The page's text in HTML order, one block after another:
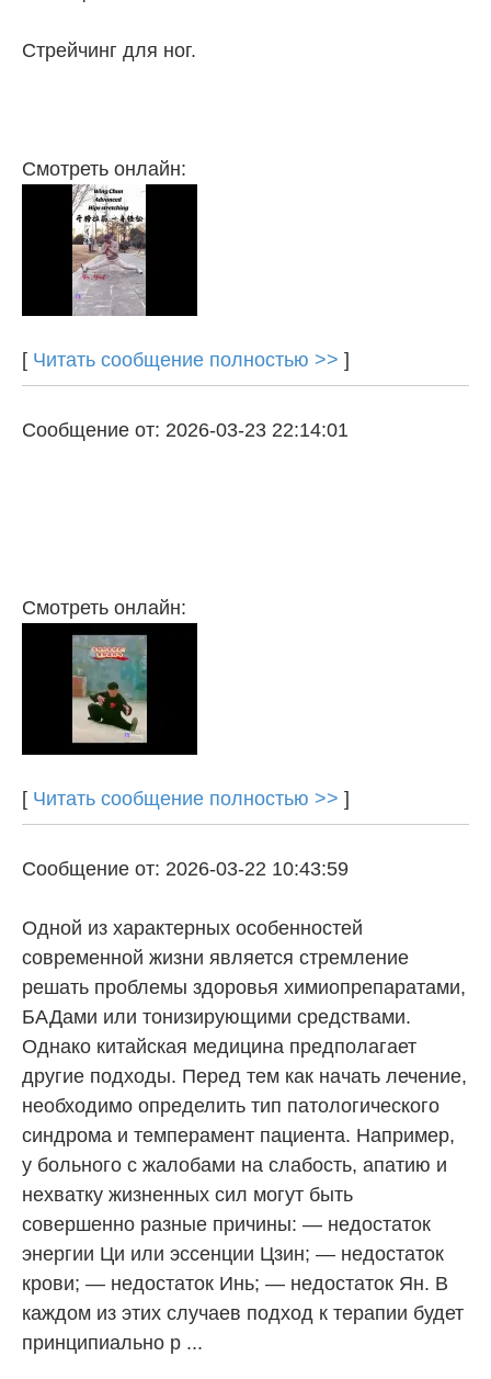
Стрейчинг для ног.
Смотреть онлайн:
[ Читать сообщение полностью >> ]
Сообщение от: 2026-03-23 22:14:01
Смотреть онлайн:
[ Читать сообщение полностью >> ]
Сообщение от: 2026-03-22 10:43:59
Одной из характерных особенностей
современной жизни является стремление
решать проблемы здоровья химиопрепаратами,
БАДами или тонизирующими средствами.
Однако китайская медицина предполагает
другие подходы. Перед тем как начать лечение,
необходимо определить тип патологического
синдрома и темперамент пациента. Например,
у больного с жалобами на слабость, апатию и
нехватку жизненных сил могут быть
совершенно разные причины: — недостаток
энергии Ци или эссенции Цзин; — недостаток
крови; — недостаток Инь; — недостаток Ян. В
каждом из этих случаев подход к терапии будет
принципиально р ...